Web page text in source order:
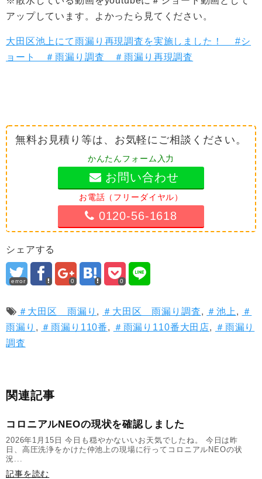
アップしています。よかったら見てください。
大田区池上にて雨漏り再現調査を実施しました！ #シ
ョート ＃雨漏り調査 ＃雨漏り再現調査
無料お見積り等は、お気軽にご相談ください。
かんたんフォーム入力
お問い合わせ
お電話（フリーダイヤル）
0120-56-1618
シェアする
error 0 0
＃大田区 雨漏り , ＃大田区 雨漏り調査, ＃池上 , ＃
雨漏り , ＃雨漏り110番, ＃雨漏り110番大田店, ＃雨漏り
調査
関連記事
コロニアルNEOの現状を確認しました
2026年1月15日 今日も穏やかないいお天気でしたね。 今日は昨
日、高圧洗浄をかけた仲池上の現場に行ってコロニアルNEOの状
況...
記事を読む